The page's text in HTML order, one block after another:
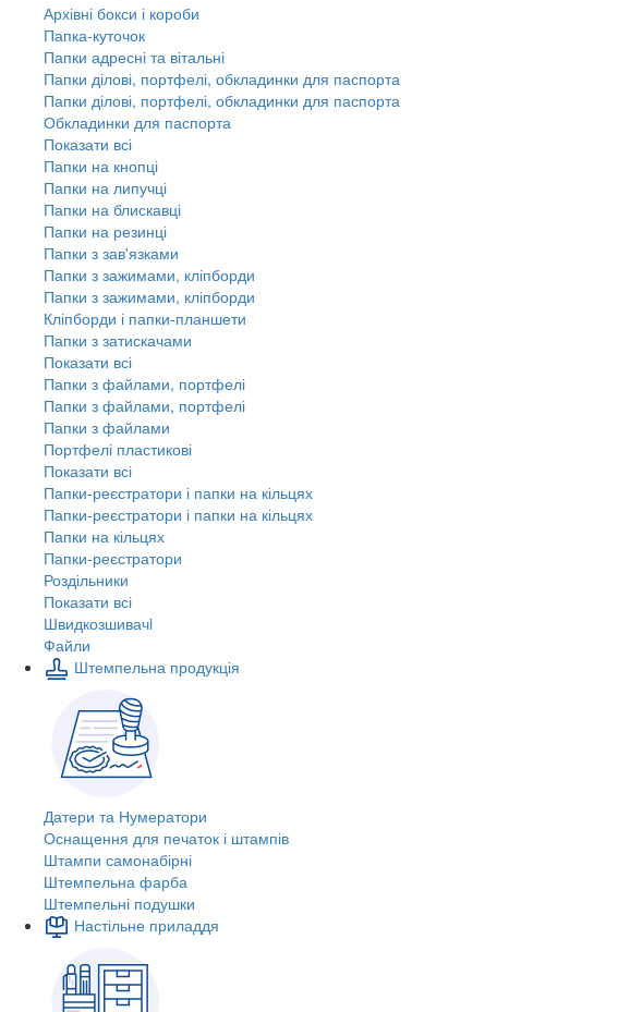
Архівні бокси і короби
Папка-куточок
Папки адресні та вітальні
Папки ділові, портфелі, обкладинки для паспорта
Папки ділові, портфелі, обкладинки для паспорта
Обкладинки для паспорта
Показати всі
Папки на кнопці
Папки на липучці
Папки на блискавці
Папки на резинці
Папки з зав'язками
Папки з зажимами, кліпборди
Папки з зажимами, кліпборди
Кліпборди і папки-планшети
Папки з затискачами
Показати всі
Папки з файлами, портфелі
Папки з файлами, портфелі
Папки з файлами
Портфелі пластикові
Показати всі
Папки-реєстратори і папки на кільцях
Папки-реєстратори і папки на кільцях
Папки на кільцях
Папки-реєстратори
Роздільники
Показати всі
Швидкозшивачi
Файли
Штемпельна продукція
Датери та Нумератори
Оснащення для печаток і штампів
Штампи самонабірні
Штемпельна фарба
Штемпельні подушки
Настільне приладдя